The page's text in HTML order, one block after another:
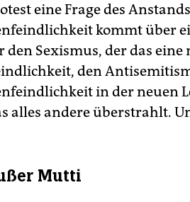
eine Frage des
kommt über
den Sexismus, der das
den
in der neuen
alles andere überstrahlt.
Mutti